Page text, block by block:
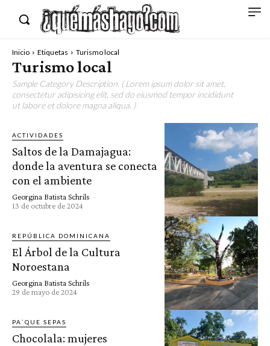
Inicio Etiquetas Turismo local
Turismo local
Sample Category Description. ( Lorem ipsum dolor sit amet,
consectetur adipisicing elit, sed do eiusmod tempor incididunt
ut labore et dolore magna aliqua. )
ACTIVIDADES
Saltos de la Damajagua:
donde la aventura se conecta
con el ambiente
Georgina Batista Schrils -
13 de octubre de 2024
REPÚBLICA DOMINICANA
El Árbol de la Cultura
Noroestana
Georgina Batista Schrils -
29 de mayo de 2024
PA`QUE SEPAS
Chocolala: mujeres